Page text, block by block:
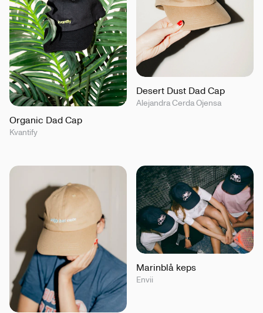
Organic Dad Cap
Kvantify
Desert Dust Dad Cap
Alejandra Cerda Ojensa
Marinblå keps
Envii